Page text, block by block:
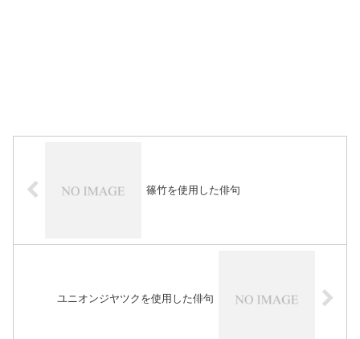
篠竹を使用した俳句
ユニオンジヤツクを使用した俳句